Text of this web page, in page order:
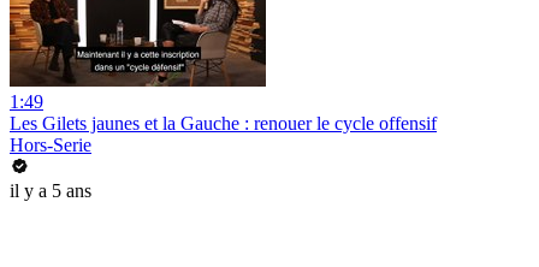
1:49
Les Gilets jaunes et la Gauche : renouer le cycle offensif
Hors-Serie
il y a 5 ans